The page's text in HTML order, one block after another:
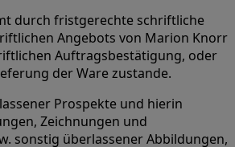
durch fristgerechte schriftliche
Angebots von Marion Knorr
Auftragsbestätigung, oder
der Ware zustande.
Prospekte und hierin
Zeichnungen und
sonstig überlassener Abbildungen,